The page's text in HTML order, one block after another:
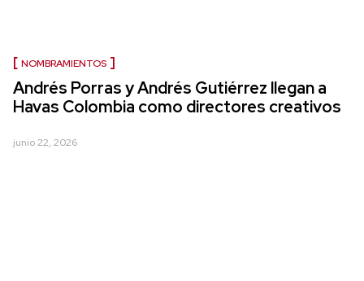
NOMBRAMIENTOS
Andrés Porras y Andrés Gutiérrez llegan a
Havas Colombia como directores creativos
junio 22, 2026